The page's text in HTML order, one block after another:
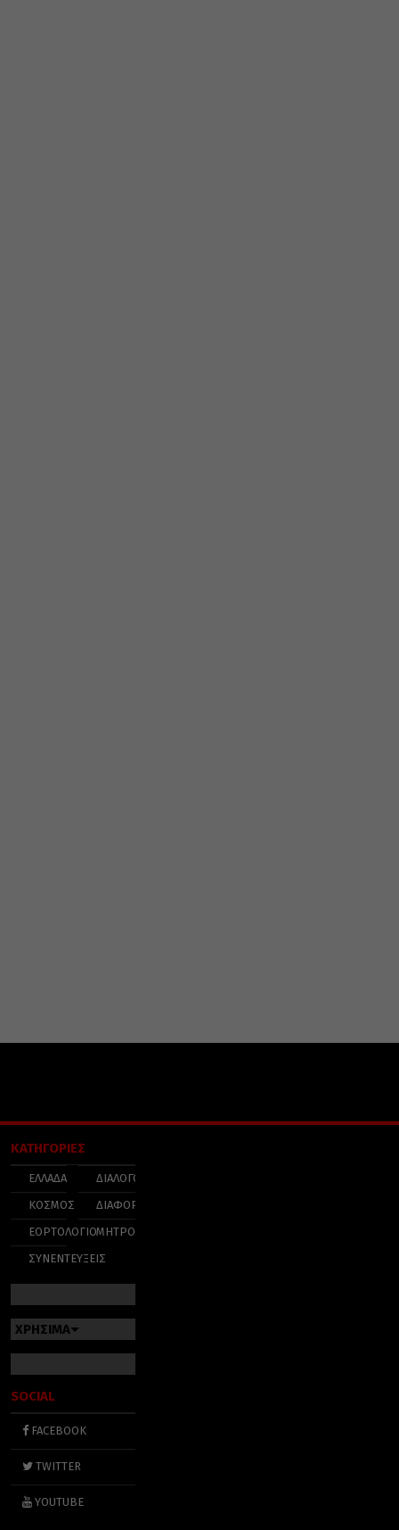
ΚΑΤΗΓΟΡΙΕΣ
ΕΛΛΑΔΑ
ΚΟΣΜΟΣ
ΕΟΡΤΟΛΟΓΙΟ
ΣΥΝΕΝΤΕΥΞΕΙΣ
ΔΙΑΛΟΓΟΣ
ΔΙΑΦΟΡΑ
ΜΗΤΡΟΠΟΛΕΙΣ
ΧΡΗΣΙΜΑ
SOCIAL
FACEBOOK
TWITTER
YOUTUBE